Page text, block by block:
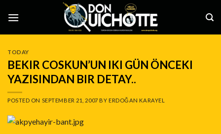
TODAY
BEKIR COSKUN’UN IKI GÜN ÖNCEKI
YAZISINDAN BIR DETAY..
POSTED ON SEPTEMBER 21, 2007 BY ERDOĞAN KARAYEL